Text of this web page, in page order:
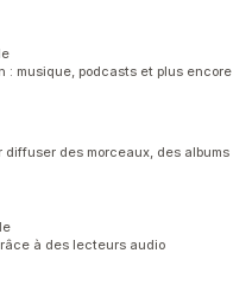
: musique, podcasts et plus encore
des morceaux, des albums
à des lecteurs audio